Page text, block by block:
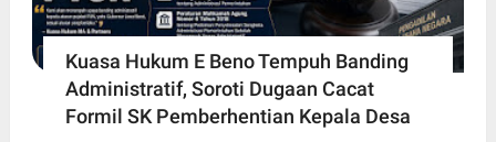
Kuasa Hukum E Beno Tempuh Banding
Administratif, Soroti Dugaan Cacat
Formil SK Pemberhentian Kepala Desa